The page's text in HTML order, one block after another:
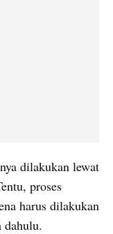
dilakukan lewat
proses
harus dilakukan